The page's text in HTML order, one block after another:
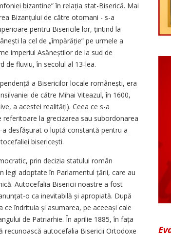
bizantine” în relația stat-Biserică. Mai
Bizanțului de către otomani - s-a
pentru Bisericile lor, țintind la
la cel de „împărăție” pe urmele a
imperiul Asăneștilor de la sud de
de fluviu, în secolul al 13-lea.
a Bisericilor locale ro­mânești, era
de către Mihai Viteazul, în 1600,
a acestei realități). Ceea ce s-a
la grecizarea sau subor­donarea
desfășurat o luptă constantă pentru a
bisericești.
prin decizia statului român
legi adoptate în Parlamentul țării, care au
Autocefalia Bisericii noastre a fost
o ca inevitabilă și apropiată. După
îndrituia și asumarea, pe aceeași cale
de Patriarhie. În aprilie 1885, în fața
recunoască autocefalia Bisericii Ortodoxe